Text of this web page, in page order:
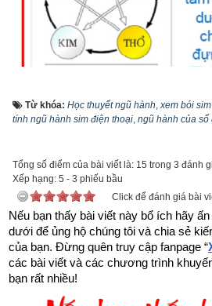
Luận bàn về Học thuyết
so sánh, phân loại, đem các sự vật
thích chia ra thành 5 loại vật chất cơ
Hỏa, Thổ.
Kim: là các loại kim loại nói
tĩnh, cứng rắn, thuần khiết.
Thủy: là nước và khí lạnh, có
Từ khóa: Học thuyết ngũ hành,xem bói sim
tính ngũ hành sim điện thoại, ngũ hành của số
Tổng số điểm của bài viết là: 15 trong 3 đánh
Xếp hạng: 5 - 3 phiếu bầu
Click để đánh giá bài
Nếu bạn thấy bài viết này bổ ích hãy ấn
dưới để ủng hộ chúng tôi và chia sẻ
của bạn. Đừng quên truy cập fanpage “
các bài viết và các chương trình
bạn rất nhiều!